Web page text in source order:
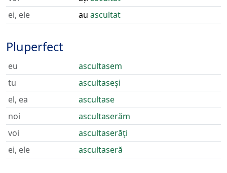
ei, ele
au ascultat
Pluperfect
eu
ascultasem
tu
ascultaseși
el, ea
ascultase
noi
ascultaserăm
voi
ascultaserăți
ei, ele
ascultaseră